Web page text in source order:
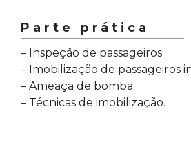
Parte prática
– Inspeção de passageiros
– Imobilização de passageiros
– Ameaça de bomba
– Técnicas de imobilização.